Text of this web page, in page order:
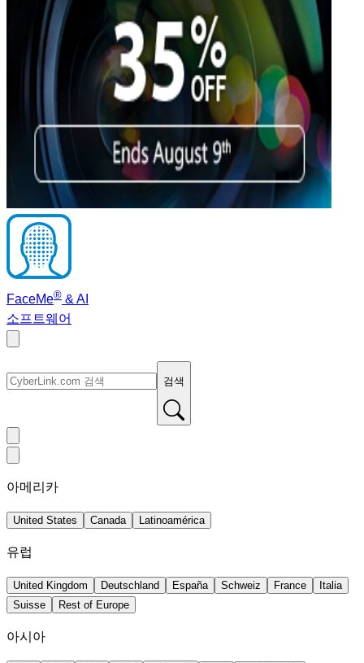
FaceMe® & AI
소프트웨어
검색
아메리카
United States Canada Latinoamérica
유럽
United Kingdom Deutschland España Schweiz France
Italia
Suisse
Rest of Europe
아시아